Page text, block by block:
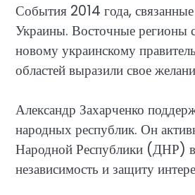
События 2014 года,
Украины. Восточные регионы
новому украинскому
областей выразили свое
Александр Захарченко
народных республик. Он
Народной Республики (ДНР) в
независимость и защиту